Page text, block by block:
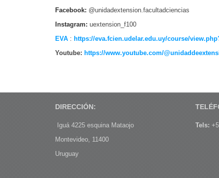
Facebook: @unidadextension.facultadciencias
Instagram: uextension_f100
EVA : https://eva.fcien.udelar.edu.uy/course/
Youtube: https://www.youtube.com/
DIRECCIÓN:
Iguá 4225 esquina Mataojo
Montevideo, 11400
Uruguay
Tels: